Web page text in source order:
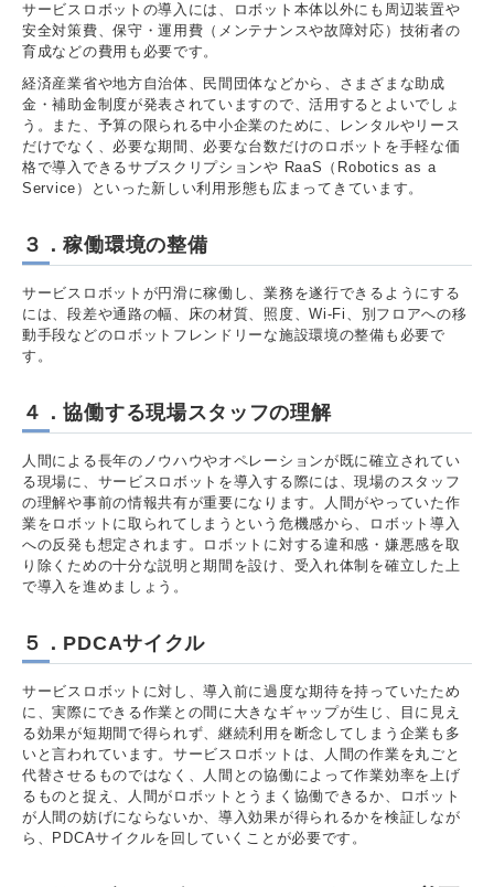
サービスロボットの導入には、ロボット本体以外にも周辺装置や
安全対策費、保守・運用費（メンテナンスや故障対応）技術者の
育成などの費用も必要です。
経済産業省や地方自治体、民間団体などから、さまざまな助成
金・補助金制度が発表されていますので、活用するとよいでしょ
う。また、予算の限られる中小企業のために、レンタルやリース
だけでなく、必要な期間、必要な台数だけのロボットを手軽な価
格で導入できるサブスクリプションや RaaS（Robotics as a
Service）といった新しい利用形態も広まってきています。
３．稼働環境の整備
サービスロボットが円滑に稼働し、業務を遂行できるようにする
には、段差や通路の幅、床の材質、照度、Wi-Fi、別フロアへの移
動手段などのロボットフレンドリーな施設環境の整備も必要で
す。
４．協働する現場スタッフの理解
人間による長年のノウハウやオペレーションが既に確立されてい
る現場に、サービスロボットを導入する際には、現場のスタッフ
の理解や事前の情報共有が重要になります。人間がやっていた作
業をロボットに取られてしまうという危機感から、ロボット導入
への反発も想定されます。ロボットに対する違和感・嫌悪感を取
り除くための十分な説明と期間を設け、受入れ体制を確立した上
で導入を進めましょう。
５．PDCAサイクル
サービスロボットに対し、導入前に過度な期待を持っていたため
に、実際にできる作業との間に大きなギャップが生じ、目に見え
る効果が短期間で得られず、継続利用を断念してしまう企業も多
いと言われています。サービスロボットは、人間の作業を丸ごと
代替させるものではなく、人間との協働によって作業効率を上げ
るものと捉え、人間がロボットとうまく協働できるか、ロボット
が人間の妨げにならないか、導入効果が得られるかを検証しなが
ら、PDCAサイクルを回していくことが必要です。